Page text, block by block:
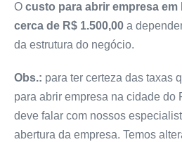
O custo para abrir empresa em
cerca de R$ 1.500,00 a
da estrutura do negócio.
Obs.: para ter certeza das taxas
para abrir empresa na cidade do
deve falar com nossos
abertura da empresa. Temos